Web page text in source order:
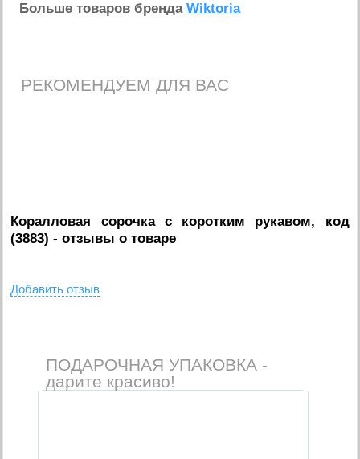
Больше товаров брендаWiktoria
РЕКОМЕНДУЕМ ДЛЯ ВАС
Коралловая сорочка с коротким рукавом, код
(3883) - отзывы о товаре
Добавить отзыв
ПОДАРОЧНАЯ УПАКОВКА -
дарите красиво!